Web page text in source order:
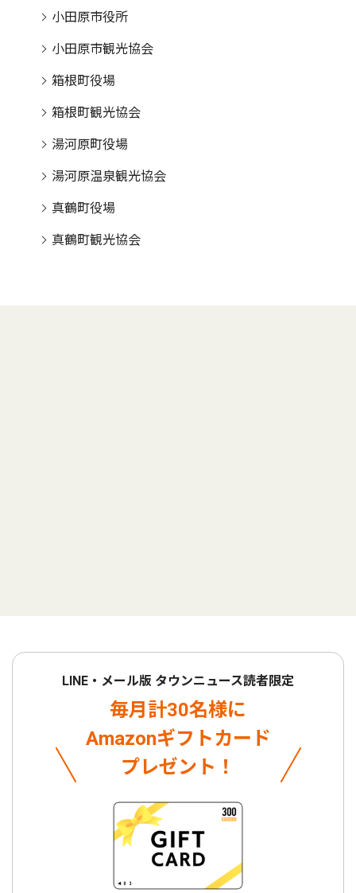
小田原市役所
小田原市観光協会
箱根町役場
箱根町観光協会
湯河原町役場
湯河原温泉観光協会
真鶴町役場
真鶴町観光協会
LINE・メール版 タウンニュース読者限定
毎月計30名様に
Amazonギフトカード
プレゼント！